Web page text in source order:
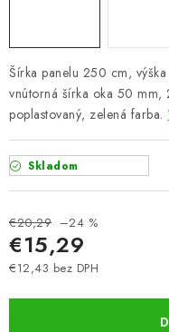
Šírka panelu 250 cm,
vnútorná šírka oka 50 mm,
poplastovaný, zelená farba.
Skladom
€20,29 –24 %
€15,29
€12,43 bez DPH